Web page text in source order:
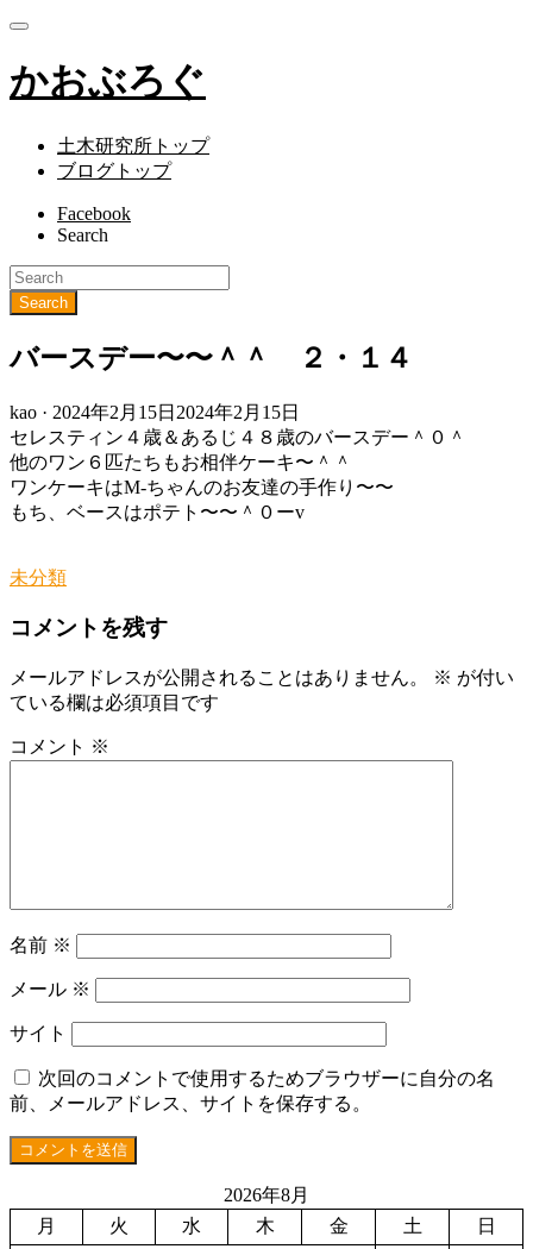
かおぶろぐ
土木研究所トップ
ブログトップ
Facebook
Search
バースデー〜〜＾＾ ２・１４
kao · Posted
on
2024年2月15日 2024年2月15日
セレスティン４歳＆あるじ４８歳のバースデー＾０＾
他のワン６匹たちもお相伴ケーキ〜＾＾
ワンケーキはM-ちゃんのお友達の手作り〜〜
もち、ベースはポテト〜〜＾０ーv
未分類
コメントを残す
メールアドレスが公開されることはありません。 ※ が付い
ている欄は必須項目です
コメント ※
名前 ※
メール ※
サイト
次回のコメントで使用するためブラウザーに自分の名
前、メールアドレス、サイトを保存する。
2026年8月
月
火 水 木 金 土
日